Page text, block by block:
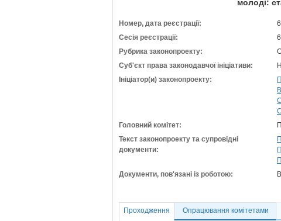
молоді:
Номер, дата реєстрації:
Сесія реєстрації:
Рубрика законопроекту:
Суб'єкт права законодавчої ініціативи:
Ініціатор(и) законопроекту:
Головний комітет:
Текст законопроекту та супровідні
документи:
Документи, пов'язані із роботою:
Проходження Опрацювання комітетами